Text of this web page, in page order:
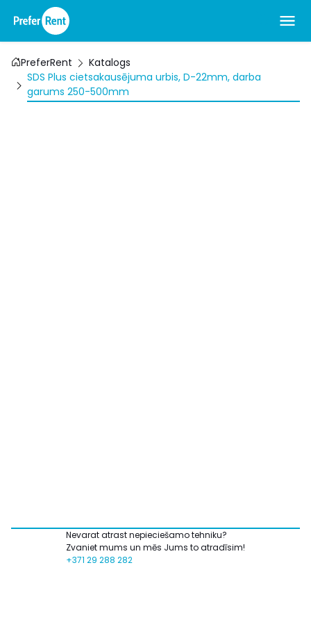
PreferRent
Katalogs
SDS Plus cietsakausējuma urbis, D-22mm, darba
garums 250-500mm
Nevarat atrast nepieciešamo tehniku?
Zvaniet mums un mēs Jums to atradīsim!
+371 29 288 282